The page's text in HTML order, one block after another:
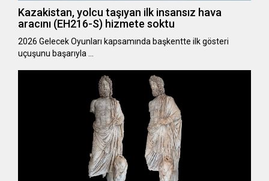
Kazakistan, yolcu taşıyan ilk insansız hava
aracını (EH216-S) hizmete soktu
2026 Gelecek Oyunları kapsamında başkentte ilk gösteri
uçuşunu başarıyla …